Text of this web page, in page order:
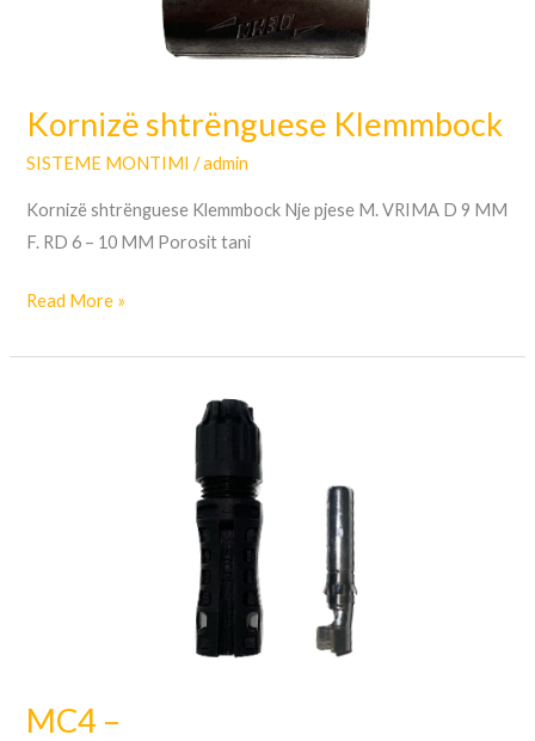
Kornizë shtrënguese Klemmbock
SISTEME MONTIMI /admin
Kornizë shtrënguese Klemmbock Nje pjese M. VRIMA D 9 MM
F. RD 6 – 10 MM Porosit tani
Read More »
MC4 –